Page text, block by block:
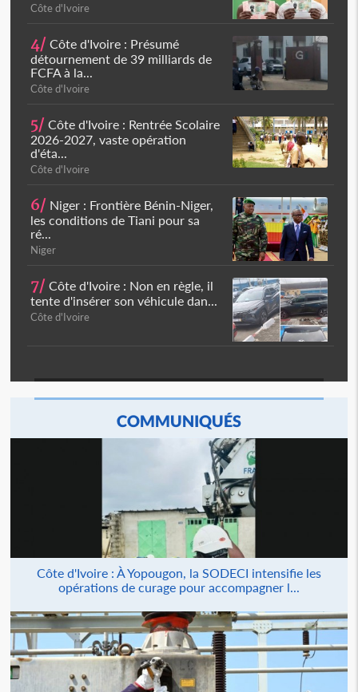
Côte d'Ivoire
4/ Côte d'Ivoire : Présumé
détournement de 39 milliards de
FCFA à la...
Côte d'Ivoire
5/ Côte d'Ivoire : Rentrée Scolaire
2026-2027, vaste opération
d'éta...
Côte d'Ivoire
6/ Niger : Frontière Bénin-Niger,
les conditions de Tiani pour sa
ré...
Niger
7/ Côte d'Ivoire : Non en règle, il
tente d'insérer son véhicule dan...
Côte d'Ivoire
COMMUNIQUÉS
Côte d'Ivoire : À Yopougon, la SODECI intensifie les
opérations de curage pour accompagner l...